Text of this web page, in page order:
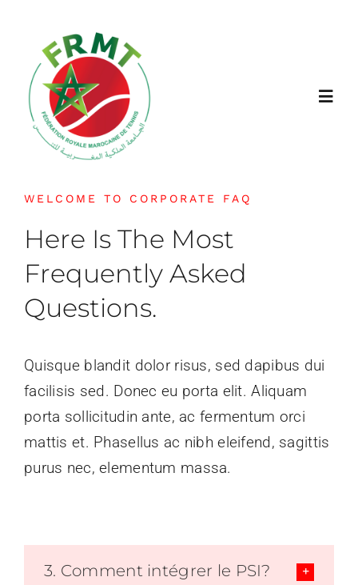
contenu
Jouer
Actualités
Formations
Documents
Nous Contacter
WELCOME TO CORPORATE FAQ
Here Is The Most
Frequently Asked
Questions.
Quisque blandit dolor risus, sed dapibus dui
facilisis sed. Donec eu porta elit. Aliquam
porta sollicitudin ante, ac fermentum orci
mattis et. Phasellus ac nibh eleifend, sagittis
purus nec, elementum massa.
3. Comment intégrer le PSI?